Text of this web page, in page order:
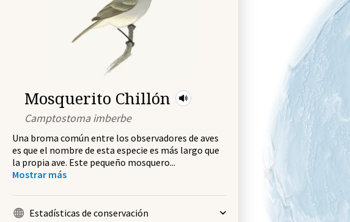
Mosquerito Chillón
Camptostoma imberbe
Una broma común entre los observadores de aves
es que el nombre de esta especie es más largo que
la propia ave. Este pequeño mosquero...
Mostrar más
Estadísticas de conservación